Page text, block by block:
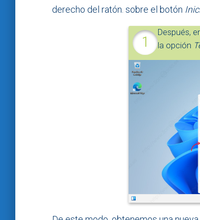
derecho del ratón. sobre el botón
Después,
la opción